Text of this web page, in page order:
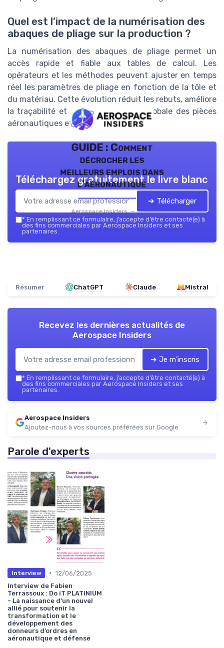
Quel est l’impact de la numérisation des
abaques de pliage sur la production ?
La numérisation des abaques de pliage permet un
accès rapide et fiable aux tables de calcul. Les
opérateurs et les méthodes peuvent ajuster en temps
réel les paramètres de pliage en fonction de la tôle et
du matériau. Cette évolution réduit les rebuts, améliore
la traçabilité et renforce la qualité globale des pièces
aéronautiques et de défense.
GUIDE : Comment
décrocher les
meilleurs emplois dans
l’aéronautique
Aerospace Insiders — 2026
Téléchargez gratuitement le livre blanc
➔ Télécharger
* En remplissant ce formulaire, j’accepte d’être contacté(e) à
des fins commerciales par Aerospace Insiders et ses
partenaires.
Résumer ChatGPT Claude Mistral
Recevez les dernières actualités de
Aerospace Insiders
➔ Je m'inscris
* En remplissant ce formulaire, j’accepte d’être contacté(e) à
des fins commerciales par Aerospace Insiders et ses
partenaires.
Aerospace Insiders
Ajoutez-nous à vos sources préférées sur Google
Parole d'experts
Interview • 12/06/2025
Interview de Fabien
Terrassoux : Do iT PLATINIUM
- La naissance d’un nouvel
allié pour soutenir la
transformation et le
développement des
donneurs d’ordres en
aéronautique et défense